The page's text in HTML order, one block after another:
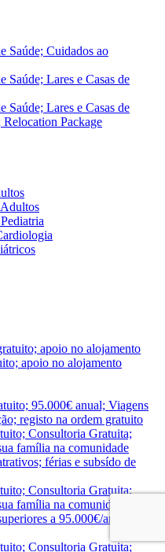
Saúde; Cuidados ao
Saúde; Lares e Casas de
Saúde; Lares e Casas de
Package
apoio no alojamento
apoio no alojamento
95.000€ anual; Viagens
registo na ordem gratuito
Consultoria Gratuita;
família na comunidade
férias e subsído de
Consultoria Gratuita;
família na comunidade
a 95.000€/ano; férias
Consultoria Gratuita;